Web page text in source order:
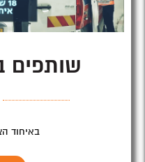
שותפים
באיחוד